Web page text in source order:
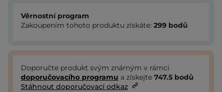
Věrnostní program
Zakoupením tohoto produktu získáte: 299 bodů
Doporučte produkt svým známým v rámci
doporučovacího programu a získejte 747.5 bodů
Stáhnout doporučovací odkaz